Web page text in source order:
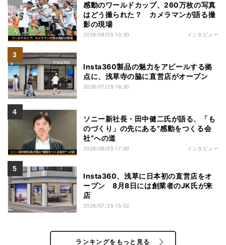
感動のワールドカップ、260万枚の写真
はどう撮られた？ カメラマンが語る撮
影の現場
2026/08/05 10:30 インタビュー
Insta360製品の魅力をアピールする拠
点に、浅草寺の脇に直営店がオープン
2026/07/29 16:30
ソニー新社長・田中健二氏が語る、「も
のづくり」の先にある“感動をつくる会
社”への道
2026/06/05 17:00 インタビュー
Insta360、浅草に日本初の直営店をオ
ープン 8月8日には創業者のJK氏が来
店
2026/07/25 15:52
ランキングをもっと見る